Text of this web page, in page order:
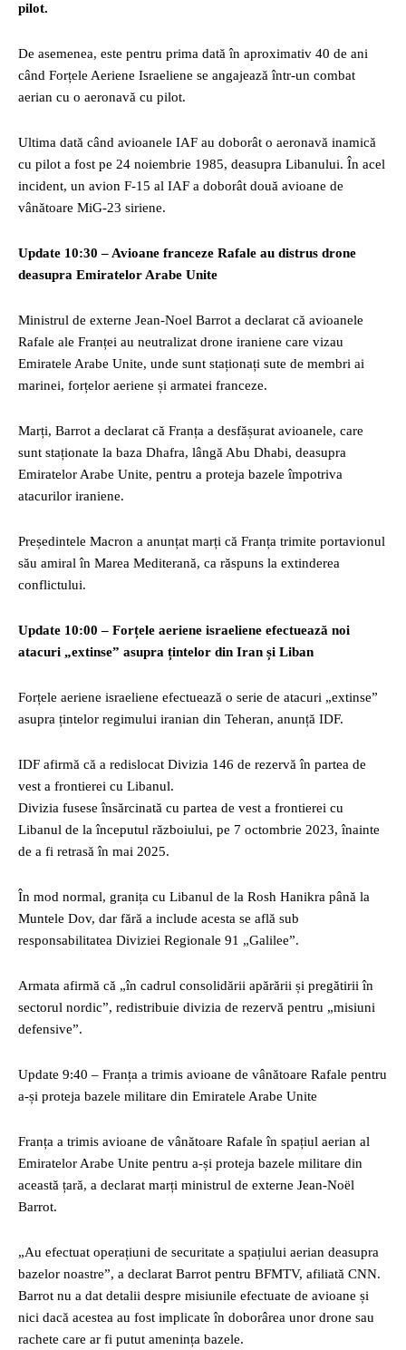
pilot.
De asemenea, este pentru prima dată în aproximativ 40 de ani
când Forțele Aeriene Israeliene se angajează într-un combat
aerian cu o aeronavă cu pilot.
Ultima dată când avioanele IAF au doborât o aeronavă inamică
cu pilot a fost pe 24 noiembrie 1985, deasupra Libanului. În acel
incident, un avion F-15 al IAF a doborât două avioane de
vânătoare MiG-23 siriene.
Update 10:30 – Avioane franceze Rafale au distrus drone
deasupra Emiratelor Arabe Unite
Ministrul de externe Jean-Noel Barrot a declarat că avioanele
Rafale ale Franței au neutralizat drone iraniene care vizau
Emiratele Arabe Unite, unde sunt staționați sute de membri ai
marinei, forțelor aeriene și armatei franceze.
Marți, Barrot a declarat că Franța a desfășurat avioanele, care
sunt staționate la baza Dhafra, lângă Abu Dhabi, deasupra
Emiratelor Arabe Unite, pentru a proteja bazele împotriva
atacurilor iraniene.
Președintele Macron a anunțat marți că Franța trimite portavionul
său amiral în Marea Mediterană, ca răspuns la extinderea
conflictului.
Update 10:00 – Forțele aeriene israeliene efectuează noi
atacuri „extinse” asupra țintelor din Iran și Liban
Forțele aeriene israeliene efectuează o serie de atacuri „extinse”
asupra țintelor regimului iranian din Teheran, anunță IDF.
IDF afirmă că a redislocat Divizia 146 de rezervă în partea de
vest a frontierei cu Libanul.
Divizia fusese însărcinată cu partea de vest a frontierei cu
Libanul de la începutul războiului, pe 7 octombrie 2023, înainte
de a fi retrasă în mai 2025.
În mod normal, granița cu Libanul de la Rosh Hanikra până la
Muntele Dov, dar fără a include acesta se află sub
responsabilitatea Diviziei Regionale 91 „Galilee”.
Armata afirmă că „în cadrul consolidării apărării și pregătirii în
sectorul nordic”, redistribuie divizia de rezervă pentru „misiuni
defensive”.
Update 9:40 – Franța a trimis avioane de vânătoare Rafale pentru
a-și proteja bazele militare din Emiratele Arabe Unite
Franța a trimis avioane de vânătoare Rafale în spațiul aerian al
Emiratelor Arabe Unite pentru a-și proteja bazele militare din
această țară, a declarat marți ministrul de externe Jean-Noël
Barrot.
„Au efectuat operațiuni de securitate a spațiului aerian deasupra
bazelor noastre”, a declarat Barrot pentru BFMTV, afiliată CNN.
Barrot nu a dat detalii despre misiunile efectuate de avioane și
nici dacă acestea au fost implicate în doborârea unor drone sau
rachete care ar fi putut amenința bazele.